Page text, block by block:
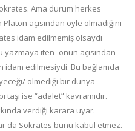
Ama durum herkes
açısından öyle olmadığını
idam edilmemiş olsaydı
yazmaya iten -onun açısından
idam edilmesiydi. Bu bağlamda
ölmediği bir dünya
ise “adalet” kavramıdır.
verdiği karara uyar.
da Sokrates bunu kabul etmez.